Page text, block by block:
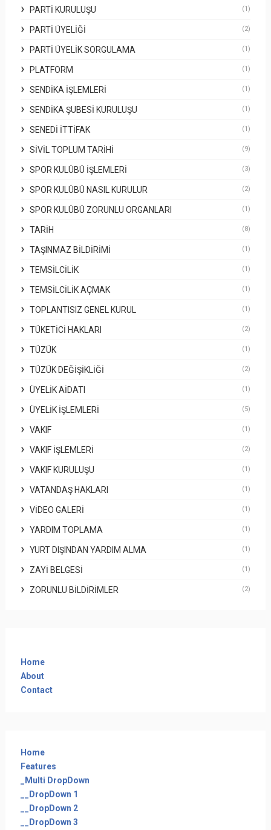
PARTI KURULUŞU (1)
PARTI ÜYELIĞI (2)
PARTI ÜYELIK SORGULAMA (1)
PLATFORM (1)
SENDIKA İŞLEMLERI (1)
SENDIKA ŞUBESI KURULUŞU (1)
SENEDI İTTIFAK (1)
SIVIL TOPLUM TARIHI (9)
SPOR KULÜBÜ İŞLEMLERI (3)
SPOR KULÜBÜ NASIL KURULUR (2)
SPOR KULÜBÜ ZORUNLU ORGANLARI (1)
TARIH (8)
TAŞINMAZ BILDIRIMI (1)
TEMSILCILIK (1)
TEMSILCILIK AÇMAK (1)
TOPLANTISIZ GENEL KURUL (1)
TÜKETICI HAKLARI (2)
TÜZÜK (1)
TÜZÜK DEĞIŞIKLIĞI (2)
ÜYELIK AIDATI (1)
ÜYELIK İŞLEMLERI (5)
VAKIF (1)
VAKIF İŞLEMLERI (2)
VAKIF KURULUŞU (1)
VATANDAŞ HAKLARI (1)
VIDEO GALERI (1)
YARDIM TOPLAMA (1)
YURT DIŞINDAN YARDIM ALMA (1)
ZAYI BELGESI (1)
ZORUNLU BILDIRIMLER (2)
Home
About
Contact
Home
Features
_Multi DropDown
__DropDown 1
__DropDown 2
__DropDown 3